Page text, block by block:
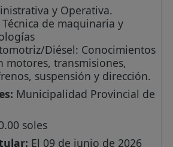
y Operativa.
de maquinaria y
Diésel: Conocimientos
motores, transmisiones,
suspensión y dirección.
Municipalidad Provincial de
soles
El 09 de junio de 2026